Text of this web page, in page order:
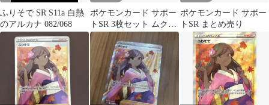
ふりそで SR S11a 白熱
のアルカナ 082/068
ポケモンカード サポー
トSR 3枚セット ムク
カナリィ ふりそで
ポケモンカード サポー
トSR まとめ売り